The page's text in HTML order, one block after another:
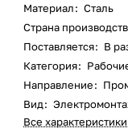
Материал: Сталь
Страна
Поставляется: В
Категория:
Направление:
Вид:
Все характеристики